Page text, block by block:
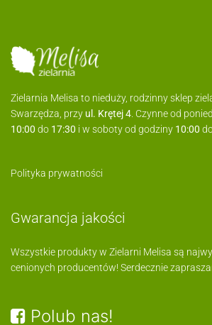
Zielarnia Melisa to nieduży, rodzinny sklep
Swarzędza, przy ul. Krętej 4. Czynne od
10:00 do 17:30 i w soboty od godziny 10:00
Polityka prywatności
Gwarancja jakości
Wszystkie produkty w Zielarni Melisa są
cenionych producentów! Serdecznie
Polub nas!